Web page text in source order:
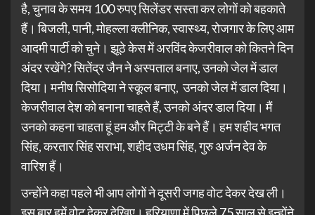
है, चुनाव के समय 100 रुपए सिलेंडर सस्ता कर लोगों को बहकाते
हैं। बिजली, पानी, मोहल्ला क्लीनिक, स्वास्थ्य, रोजगार के लिए आम
आदमी पार्टी को चुने। झूठे केस में अरविंद केजरीवाल को कितने दिन
अंदर रखेंगे? सितेंद्र जैन ने अस्पताल बनाए, उनको जेल में डाल
दिया। मनीष सिसोदिया ने स्कूल बनाए, उनको जेल में डाल दिया।
केजरीवाल देश को बनाना चाहते हैं, उनको अंदर डाल दिया। मैं
उनको कहना चाहता हूं हम और मिट्टी के बने हैं। हम शहीद भगत
सिंह, करतार सिंह सराभा, शहीद उधम सिंह, गुरु अर्जन देव के
वारिश हैं।
उन्होंने कहा पहले भी आप लोगों ने दूसरी जगह वोट देकर देख ली।